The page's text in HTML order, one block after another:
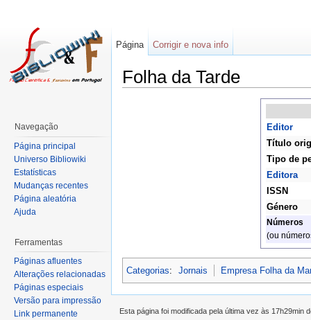
Folha da Tarde
Editor
Título
Tipo de
Editora
ISSN
Género
Números
(ou
Categorias: Jornais Empresa Folha da
Página Corrigir e nova info
Navegação
Página principal
Universo Bibliowiki
Estatísticas
Mudanças recentes
Página aleatória
Ajuda
Ferramentas
Páginas afluentes
Alterações relacionadas
Páginas especiais
Versão para impressão
Link permanente
Esta página foi modificada pela última vez às 17h29min